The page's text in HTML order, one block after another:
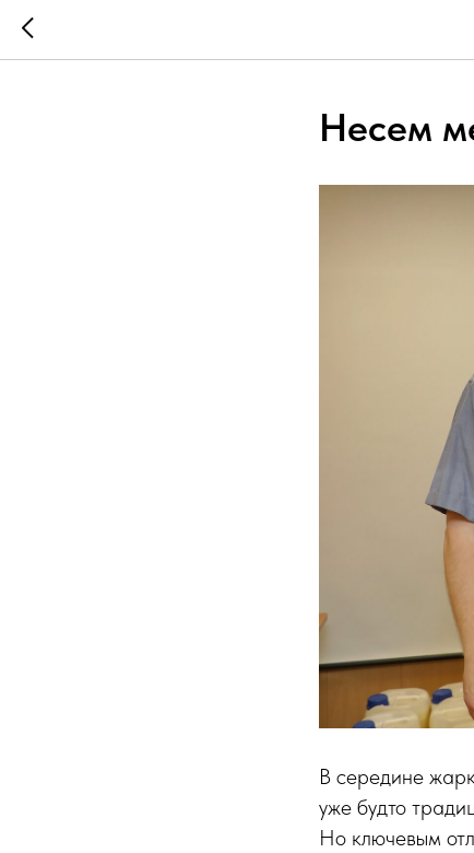
Несем
В середине
уже будто
Но ключевым